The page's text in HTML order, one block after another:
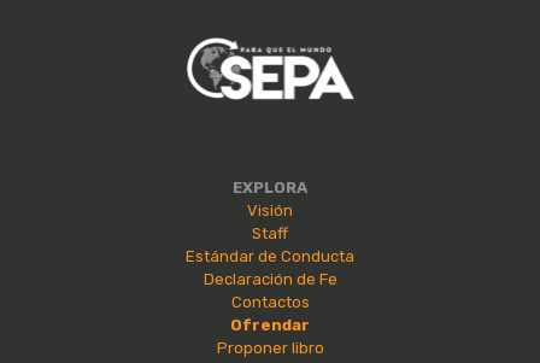
EXPLORA
Visión
Staff
Estándar de Conducta
Declaración de Fe
Contactos
Ofrendar
Proponer libro